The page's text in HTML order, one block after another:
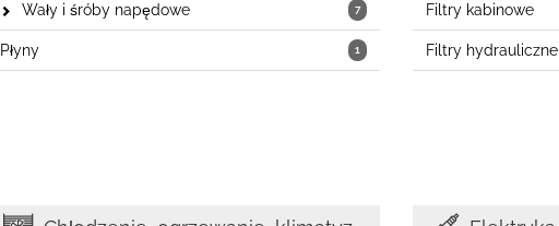
7
Wały i śróby napędowe
1
Płyny
Filtry kabinowe
Filtry hydrauliczne